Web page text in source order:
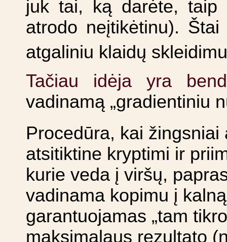
juk tai, ką darėte, taip
atrodo neįtikėtinu).
atgaliniu klaidų skleidimu
Tačiau idėja yra
vadinamą „gradientiniu
Procedūra, kai žingsniai
atsitiktine kryptimi ir
kurie veda į viršų,
vadinama kopimu į
garantuojamas „tam
maksimalaus rezultato